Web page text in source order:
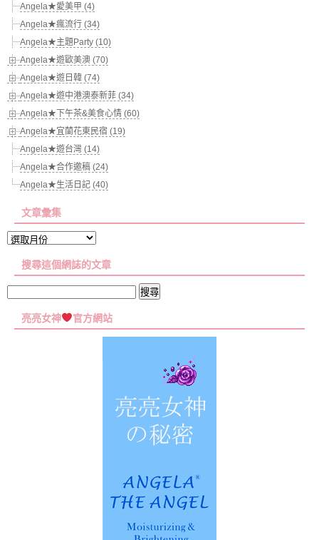
Angela★愛美甲 (4)
Angela★瘋流行 (34)
Angela★主題Party (10)
Angela★遊歐美澳 (70)
Angela★遊日韓 (74)
Angela★遊中港澳泰新菲 (34)
Angela★下午茶&美食心情 (60)
Angela★宜蘭花東民宿 (19)
Angela★遊台灣 (14)
Angela★合作邀稿 (24)
Angela★生活日記 (40)
文章彙集
文
彙
搜尋這個網誌的文章
關
亮亮女神 官方網站